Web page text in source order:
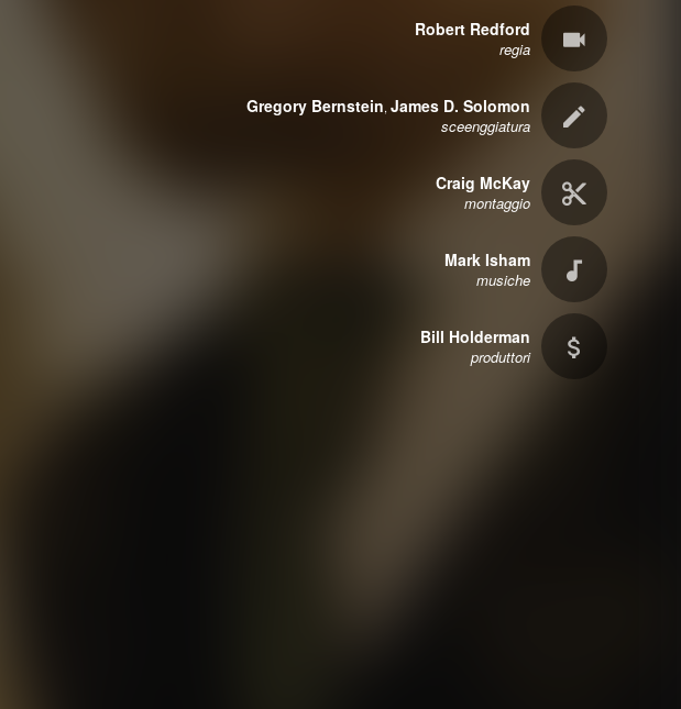
Robert Redford
regia
Gregory Bernstein,James D. Solomon
sceenggiatura
Craig McKay
montaggio
Mark Isham
musiche
Bill Holderman
produttori